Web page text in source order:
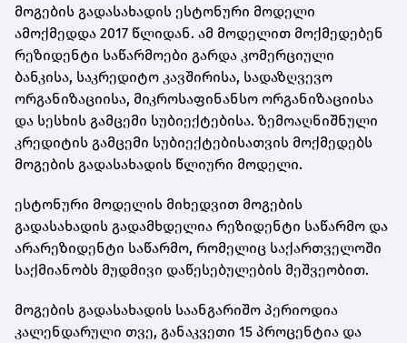
მოგების გადასახადის ესტონური მოდელი
ამოქმედდა 2017 წლიდან. ამ მოდელით მოქმედებენ
რეზიდენტი საწარმოები გარდა კომერციული
ბანკისა, საკრედიტო კავშირისა, სადაზღვევო
ორგანიზაციისა, მიკროსაფინანსო ორგანიზაციისა
და სესხის გამცემი სუბიექტებისა. ზემოაღნიშნული
კრედიტის გამცემი სუბიექტებისათვის მოქმედებს
მოგების გადასახადის წლიური მოდელი.
ესტონური მოდელის მიხედვით მოგების
გადასახადის გადამხდელია რეზიდენტი საწარმო და
არარეზიდენტი საწარმო, რომელიც საქართველოში
საქმიანობს მუდმივი დაწესებულების მეშვეობით.
მოგების გადასახადის საანგარიშო პერიოდია
კალენდარული თვე, განაკვეთი 15 პროცენტია და